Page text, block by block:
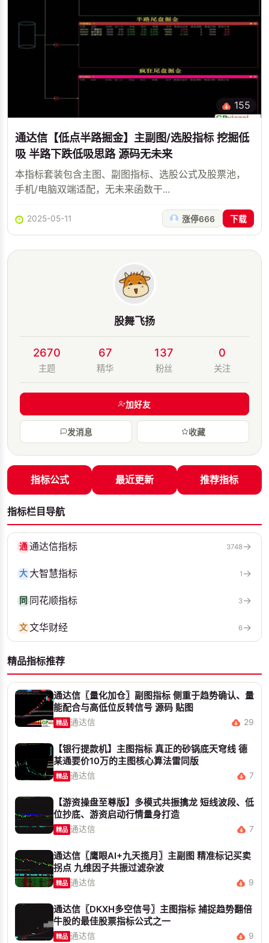
155
通达信【低点半路掘金】主副图/选股指标 挖掘低
吸 半路下跌低吸思路 源码无未来
本指标套装包含主图、副图指标、选股公式及股票池，
手机/电脑双端适配，无未来函数干...
2025-05-11 涨停666 下载
股舞飞扬
2670
主题
67
精华
137
粉丝
0
关注
加好友
发消息 收藏
指标公式 最近更新 推荐指标
指标栏目导航
通通达信指标 3748 →
大 大智慧指标 1 →
同 同花顺指标 3→
文文华财经 6→
精品指标推荐
通达信〖量化加仓〗副图指标 侧重于趋势确认、量
能配合与高低位反转信号 源码 贴图
精品 通达信 29
【银行提款机】主图指标 真正的砂锅底天穹线 德
某通要价10万的主图核心算法雷同版
精品 通达信 7
【游资操盘至尊版】多模式共振擒龙 短线波段、低
位抄底、游资启动行情量身打造
精品 通达信 7
通达信〖鹰眼AI+九天揽月〗主副图 精准标记买卖
拐点 九维因子共振过滤杂波
精品 通达信 9
通达信〖DKXH多空信号〗主图指标 捕捉趋势翻倍
牛股的最佳股票指标公式之一
精品 通达信 9